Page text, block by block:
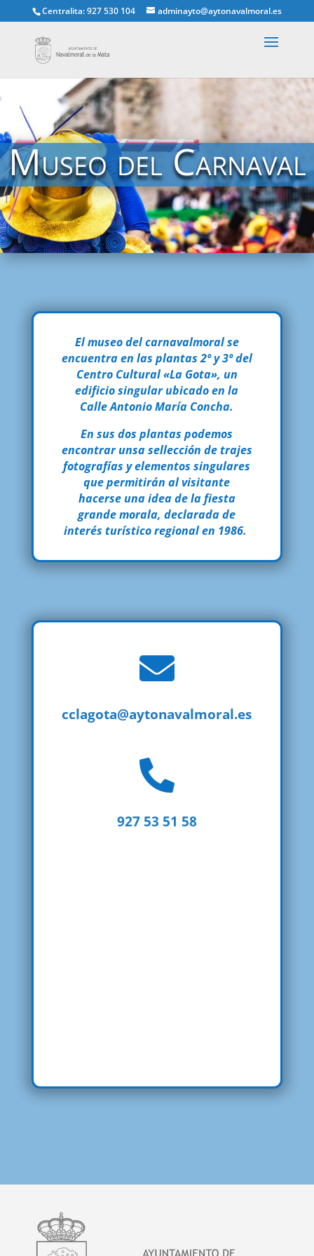
Centralita: 927 530 104 adminayto@aytonavalmoral.es
Museo del Carnaval
El museo del carnavalmoral se
encuentra en las plantas 2º y 3º del
Centro Cultural «La Gota», un
edificio singular ubicado en la
Calle Antonio María Concha.
En sus dos plantas podemos
encontrar unsa sellección de trajes
fotografías y elementos singulares
que permitirán al visitante
hacerse una idea de la fiesta
grande morala, declarada de
interés turístico regional en 1986.

cclagota@aytonavalmoral.es

927 53 51 58